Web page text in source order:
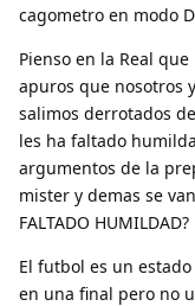
cagometro en modo
Pienso en la Real
apuros que nosotros
salimos derrotados
les ha faltado
argumentos de la
mister y demas se
FALTADO HUMILDAD?
El futbol es un
en una final pero no